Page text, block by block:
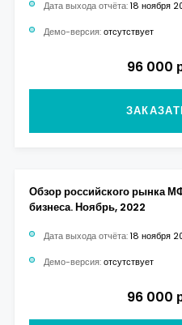
Дата выхода отчёта: 18 ноября
Демо-версия: отсутствует
96 000
Обзор российского рынка
бизнеса. Ноябрь, 2022
Дата выхода отчёта: 18 ноября
Демо-версия: отсутствует
96 000